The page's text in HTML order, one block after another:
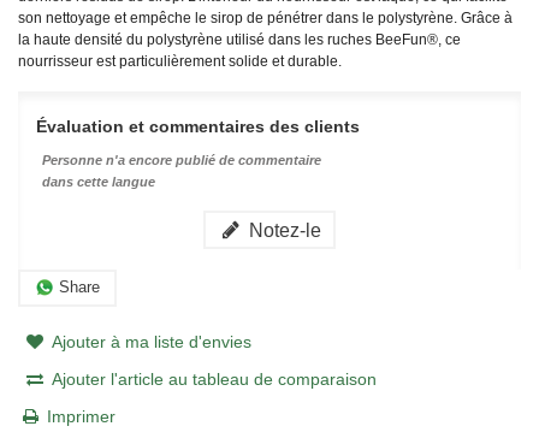
son nettoyage et empêche le sirop de pénétrer dans le polystyrène. Grâce à
la haute densité du polystyrène utilisé dans les ruches BeeFun®, ce
nourrisseur est particulièrement solide et durable.
Évaluation et commentaires des clients
Personne n'a encore publié de commentaire
dans cette langue
Notez-le
Share
Ajouter à ma liste d'envies
Ajouter l'article au tableau de comparaison
Imprimer